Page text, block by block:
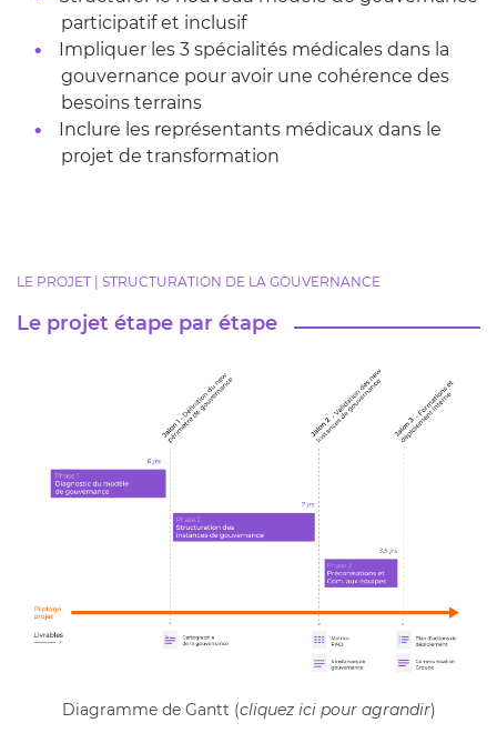
participatif et inclusif
Impliquer les 3 spécialités médicales dans la
gouvernance pour avoir une cohérence des
besoins terrains
Inclure les représentants médicaux dans le
projet de transformation
LE PROJET | STRUCTURATION DE LA GOUVERNANCE
Le projet étape par étape
Diagramme de Gantt (cliquez ici pour agrandir)